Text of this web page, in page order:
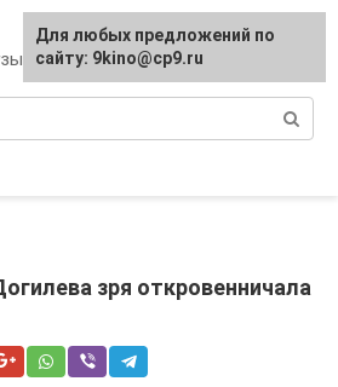
зря откровенничала
Для любых предложений по
сайту: 9kino@cp9.ru